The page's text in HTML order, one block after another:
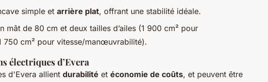
simple et arrière plat, offrant une stabilité idéale.
mât de 80 cm et deux tailles d’ailes (1 900 cm² pour
750 cm² pour vitesse/manœuvrabilité).
électriques d’Evera
d'Evera allient durabilité et économie de coûts, et peuvent être